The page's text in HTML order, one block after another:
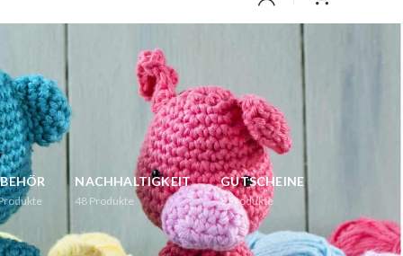
NACHHALTIGKEIT
48 Produkte
GUTSCHEINE
3Produkte